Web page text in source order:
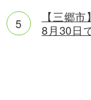
【三郷
8月30日